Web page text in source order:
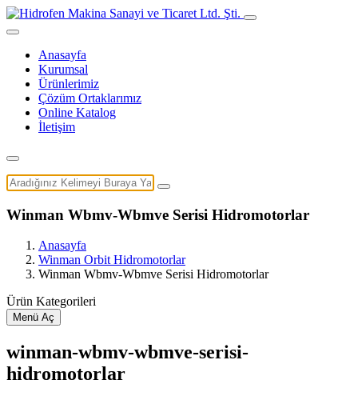
Anasayfa
Kurumsal
Ürünlerimiz
Çözüm Ortaklarımız
Online Katalog
İletişim
Winman Wbmv-Wbmve Serisi Hidromotorlar
Anasayfa
Winman Orbit Hidromotorlar
Winman Wbmv-Wbmve Serisi Hidromotorlar
Ürün Kategorileri
Menü Aç
winman-wbmv-wbmve-serisi-
hidromotorlar